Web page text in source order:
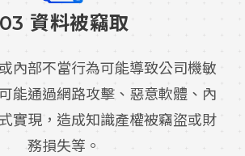
03 資料被竊取
內部不當行為可能導致公司機敏
能通過網路攻擊、惡意軟體、內
實現，造成知識產權被竊盜或財
務損失等。